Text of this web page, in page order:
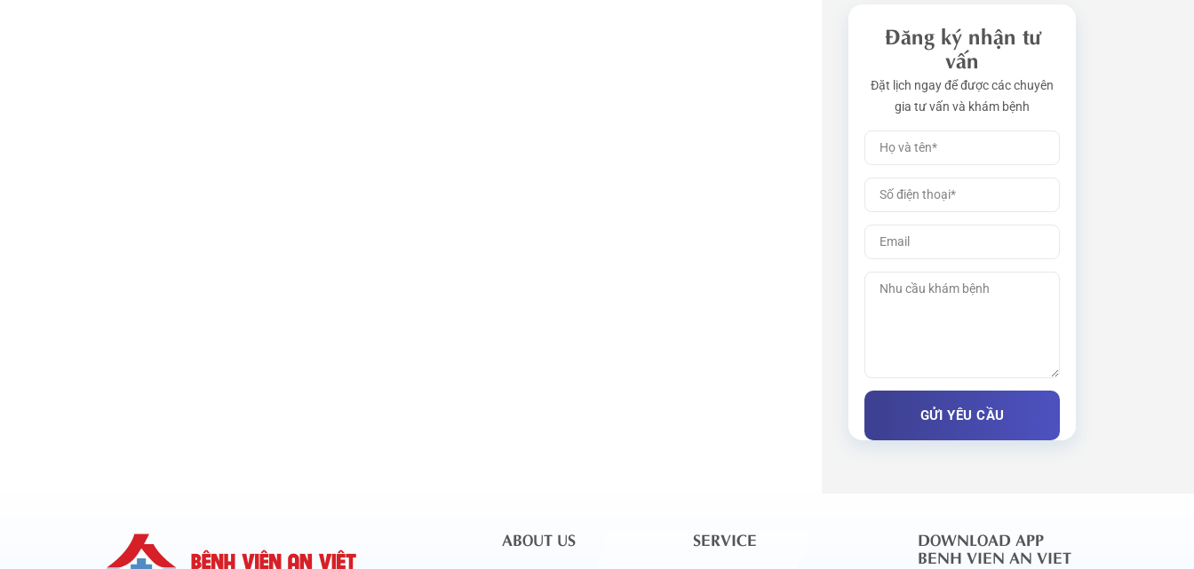
Đăng ký nhận tư
vấn
Đặt lịch ngay để được các chuyên
gia tư vấn và khám bệnh
ABOUT US SERVICE DOWNLOAD APP
BENH VIEN AN VIET